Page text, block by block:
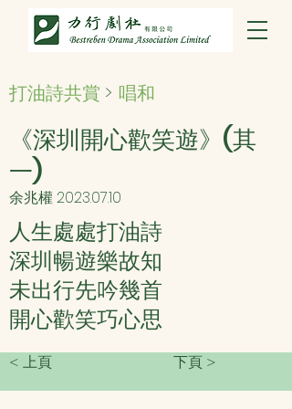
打油詩共賞 > 唱和
《深圳開心歡笑遊》(其
一)
余兆權2023.07.10
人生處處打油詩
深圳暢遊樂故知
未出行先吟幾首
開心歡笑巧心思
< 上頁 下頁 >